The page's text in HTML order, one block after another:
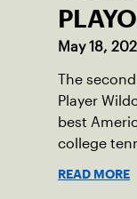
May 18,
The
Player
best
college
READ MORE